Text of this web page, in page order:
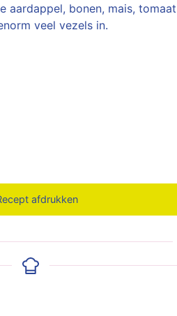
aardappel, bonen, mais,
veel vezels in.
afdrukken